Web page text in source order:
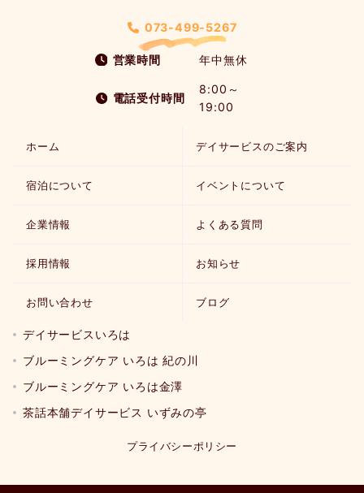
073-499-5267
営業時間 年中無休
電話受付時間
8:00～
19:00
ホーム デイサービスのご案内
宿泊について イベントについて
企業情報 よくある質問
採用情報 お知らせ
お問い合わせ ブログ
デイサービスいろは
ブルーミングケア いろは 紀の川
ブルーミングケア いろは金澤
茶話本舗デイサービス いずみの亭
プライバシーポリシー